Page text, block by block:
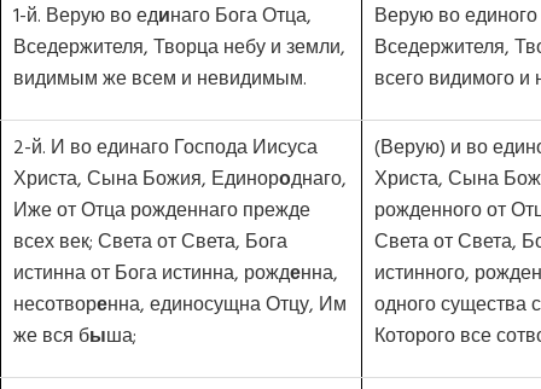
1-й. Верую во единаго Бога Отца,
Вседержителя, Творца небу и земли,
видимым же всем и невидимым.
Верую во
Вседержителя,
всего видимого и
2-й. И во единаго Господа Иисуса
Христа, Сына Божия, Единороднаго,
Иже от Отца рожденнаго прежде
всех век; Света от Света, Бога
истинна от Бога истинна, рожденна,
несотворенна, единосущна Отцу, Им
же вся быша;
(Верую) и во
Христа, Сына
рожденного от
Света от Света,
истинного,
одного существа
Которого все